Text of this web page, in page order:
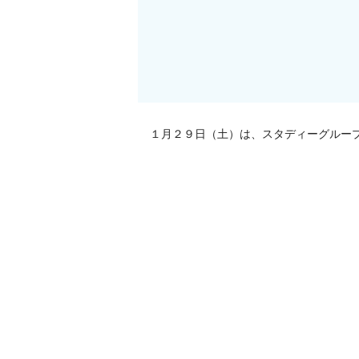
１月２９日（土）は、スタディーグル